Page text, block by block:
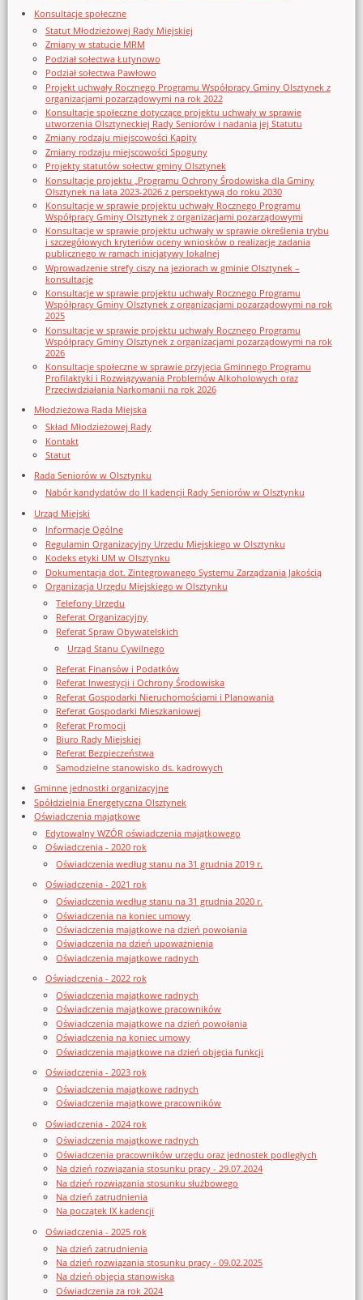
Konsultacje społeczne
Statut Młodzieżowej Rady Miejskiej
Zmiany w statucie MRM
Podział sołectwa Łutynowo
Podział sołectwa Pawłowo
Projekt uchwały Rocznego Programu Współpracy Gminy Olsztynek z
organizacjami pozarządowymi na rok 2022
Konsultacje społeczne dotyczące projektu uchwały w sprawie
utworzenia Olsztyneckiej Rady Seniorów i nadania jej Statutu
Zmiany rodzaju miejscowości Kąpity
Zmiany rodzaju miejscowości Spoguny
Projekty statutów sołectw gminy Olsztynek
Konsultacje projektu „Programu Ochrony Środowiska dla Gminy
Olsztynek na lata 2023-2026 z perspektywą do roku 2030
Konsultacje w sprawie projektu uchwały Rocznego Programu
Współpracy Gminy Olsztynek z organizacjami pozarządowymi
Konsultacje w sprawie projektu uchwały w sprawie określenia trybu
i szczegółowych kryteriów oceny wniosków o realizację zadania
publicznego w ramach inicjatywy lokalnej
Wprowadzenie strefy ciszy na jeziorach w gminie Olsztynek –
konsultacje
Konsultacje w sprawie projektu uchwały Rocznego Programu
Współpracy Gminy Olsztynek z organizacjami pozarządowymi na rok
2025
Konsultacje w sprawie projektu uchwały Rocznego Programu
Współpracy Gminy Olsztynek z organizacjami pozarządowymi na rok
2026
Konsultacje społeczne w sprawie przyjęcia Gminnego Programu
Profilaktyki i Rozwiązywania Problemów Alkoholowych oraz
Przeciwdziałania Narkomanii na rok 2026
Młodzieżowa Rada Miejska
Skład Młodzieżowej Rady
Kontakt
Statut
Rada Seniorów w Olsztynku
Nabór kandydatów do II kadencji Rady Seniorów w Olsztynku
Urząd Miejski
Informacje Ogólne
Regulamin Organizacyjny Urzedu Miejskiego w Olsztynku
Kodeks etyki UM w Olsztynku
Dokumentacja dot. Zintegrowanego Systemu Zarządzania Jakością
Organizacja Urzędu Miejskiego w Olsztynku
Telefony Urzędu
Referat Organizacyjny
Referat Spraw Obywatelskich
Urząd Stanu Cywilnego
Referat Finansów i Podatków
Referat Inwestycji i Ochrony Środowiska
Referat Gospodarki Nieruchomościami i Planowania
Referat Gospodarki Mieszkaniowej
Referat Promocji
Biuro Rady Miejskiej
Referat Bezpieczeństwa
Samodzielne stanowisko ds. kadrowych
Gminne jednostki organizacyjne
Spółdzielnia Energetyczna Olsztynek
Oświadczenia majątkowe
Edytowalny WZÓR oświadczenia majątkowego
Oświadczenia - 2020 rok
Oświadczenia według stanu na 31 grudnia 2019 r.
Oświadczenia - 2021 rok
Oświadczenia według stanu na 31 grudnia 2020 r.
Oświadczenia na koniec umowy
Oświadczenia majątkowe na dzień powołania
Oświadczenia na dzień upoważnienia
Oświadczenia majątkowe radnych
Oświadczenia - 2022 rok
Oświadczenia majątkowe radnych
Oświadczenia majątkowe pracowników
Oświadczenia majątkowe na dzień powołania
Oświadczenia na koniec umowy
Oświadczenia majątkowe na dzień objęcia funkcji
Oświadczenia - 2023 rok
Oświadczenia majątkowe radnych
Oświadczenia majątkowe pracowników
Oświadczenia - 2024 rok
Oświadczenia majątkowe radnych
Oświadczenia pracowników urzędu oraz jednostek podległych
Na dzień rozwiązania stosunku pracy - 29.07.2024
Na dzień rozwiązania stosunku służbowego
Na dzień zatrudnienia
Na początek IX kadencji
Oświadczenia - 2025 rok
Na dzień zatrudnienia
Na dzień rozwiązania stosunku pracy - 09.02.2025
Na dzień objęcia stanowiska
Oświadczenia za rok 2024